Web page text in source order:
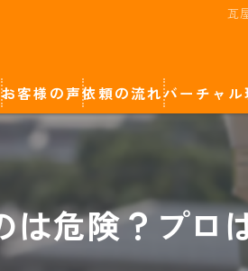
瓦
外壁塗装
壁塗装
壁塗装
お客様の声依頼の流れバーチャ
危険？プロ